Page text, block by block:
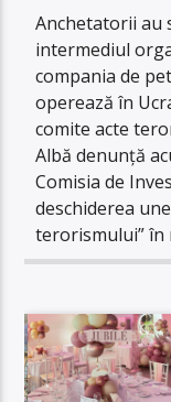
Anchetatorii au
intermediul
compania de
operează în
comite acte
Albă denunță
Comisia de
deschiderea
terorismului” în